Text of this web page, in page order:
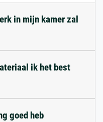
in mijn kamer zal
ik het best
goed heb